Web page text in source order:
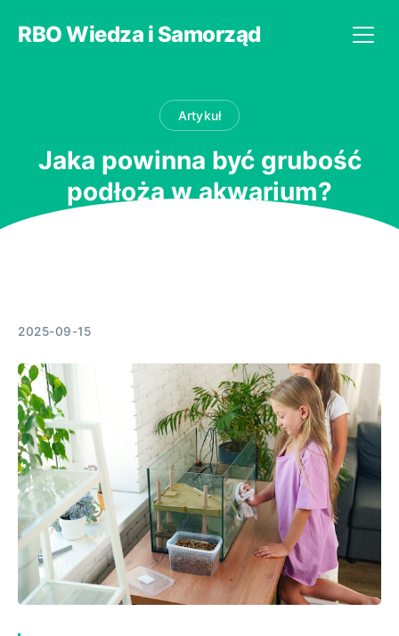
RBO Wiedza i Samorząd
Artykuł
Jaka powinna być grubość
podłoża w akwarium?
2025-09-15